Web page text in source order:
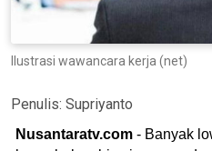
Ilustrasi wawancara kerja (net)
Penulis: Supriyanto
Nusantaratv.com - Banyak